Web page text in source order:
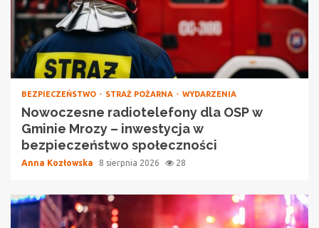
BEZPIECZEŃSTWO STRAŻ POŻARNA WYDARZENIA
Nowoczesne radiotelefony dla OSP w
Gminie Mrozy – inwestycja w
bezpieczeństwo społeczności
Anna Kozłowska 8 sierpnia 2026 28